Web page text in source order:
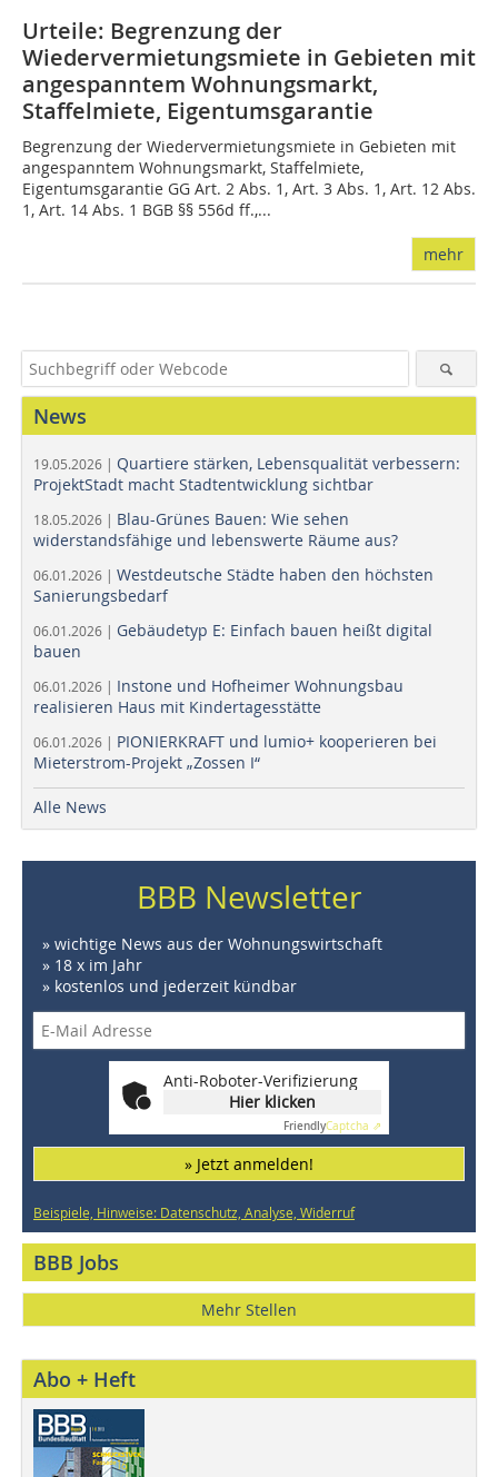
Urteile: Begrenzung der
Wiedervermietungsmiete in Gebieten mit
angespanntem Wohnungsmarkt,
Staffelmiete, Eigentumsgarantie
Begrenzung der Wiedervermietungsmiete in Gebieten mit
angespanntem Wohnungsmarkt, Staffelmiete,
Eigentumsgarantie GG Art. 2 Abs. 1, Art. 3 Abs. 1, Art. 12 Abs.
1, Art. 14 Abs. 1 BGB §§ 556d ff.,...
mehr
News
19.05.2026 | Quartiere stärken, Lebensqualität verbessern:
ProjektStadt macht Stadtentwicklung sichtbar
18.05.2026 | Blau-Grünes Bauen: Wie sehen
widerstandsfähige und lebenswerte Räume aus?
06.01.2026 | Westdeutsche Städte haben den höchsten
Sanierungsbedarf
06.01.2026 | Gebäudetyp E: Einfach bauen heißt digital
bauen
06.01.2026 | Instone und Hofheimer Wohnungsbau
realisieren Haus mit Kindertagesstätte
06.01.2026 | PIONIERKRAFT und lumio+ kooperieren bei
Mieterstrom-Projekt „Zossen I“
Alle News
BBB Newsletter
» wichtige News aus der Wohnungswirtschaft
» 18 x im Jahr
» kostenlos und jederzeit kündbar
Anti-Roboter-Verifizierung
Hier klicken
FriendlyCaptcha ⇗
» Jetzt anmelden!
Beispiele, Hinweise: Datenschutz, Analyse, Widerruf
BBB Jobs
Mehr Stellen
Abo + Heft